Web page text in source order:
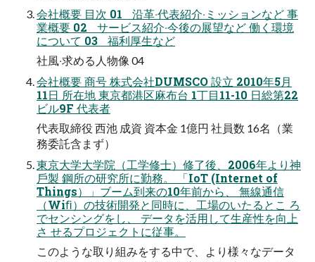
会社概要 ⽬次 01 沿⾰‧代表紹介‧ミッションなど 事
業概要 02 サービス紹介‧今後の展望など 働く環境
について 03 福利厚⽣など
社⾵‧求める⼈物像 04
会社概要 商号 株式会社DUMSCO 設⽴ 2010年5⽉
11⽇ 所在地 東京都港区⿇布台 1丁⽬11-10 ⽇総第22
ビル9F 代表者
代表取締役 ⻄池 成資 資本⾦ 1億円 社員数 16名（業
務委託含まず）
東京⼤学⼤学院（⼯学修⼠）修了後、2006年より神
⼾製 鋼所の研究所に勤務。 「IoT (Internet of
Things）」ブーム到来の10年前から、 無線通信
（Wiﬁ）の技術開発と同時に、⼯場のいたるとこ ろ
でセンシングをし、 データを活⽤して⽣産性を向上
さ せるプロジェクトに従事。
このような取り組みをする中で、より様々なデータ